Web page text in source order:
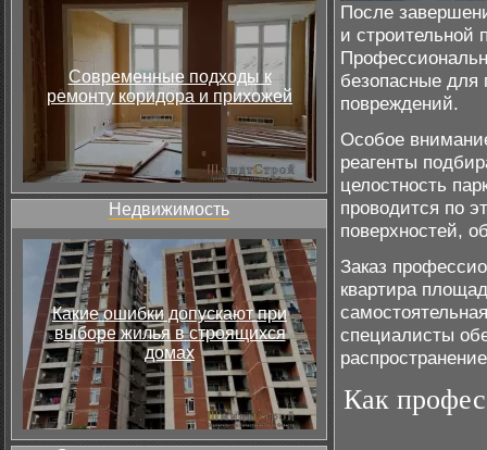
Современные подходы к
ремонту коридора и прихожей
Недвижимость
Какие ошибки допускают при
выборе жилья в строящихся
домах
После
и
безопасные для
повреждений.
Особое
реагенты
целостность
проводится по
поверхностей,
Заказ
квартира
специалисты
Как